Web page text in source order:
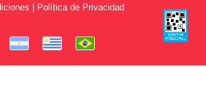
| Política de Privacidad